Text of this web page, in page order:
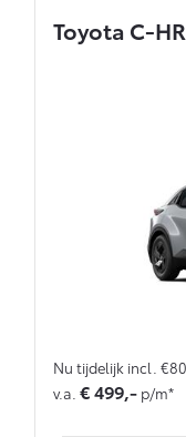
Toyota C-
Nu tijdelijk incl.
v.a. € 499,- p/m*